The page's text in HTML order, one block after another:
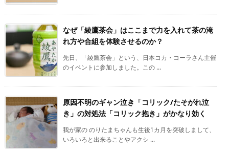
なぜ「綾鷹茶会」はここまで力を入れて茶の淹
れ方や合組を体験させるのか？
先日、「綾鷹茶会」という、日本コカ・コーラさん主催
のイベントに参加しました。この ...
原因不明のギャン泣き「コリック/たそがれ泣
き」の対処法「コリック抱き」がかなり効く
我が家の のりたまちゃんも生後1カ月を突破しまして、
いろいろと出来ることやアクシ ...